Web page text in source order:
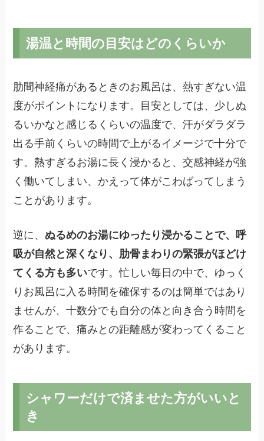
湯温と時間の目安はどのくらいか
肋間神経痛があるときのお風呂は、熱すぎない温
度がポイントになります。目安としては、少しぬ
るいかなと感じるくらいの温度で、汗がダラダラ
出る手前くらいの時間で上がるイメージで十分で
す。熱すぎるお湯に長く浸かると、交感神経が強
く働いてしまい、かえって体がこわばってしまう
ことがあります。
逆に、 ぬるめのお湯にゆったり浸かることで、呼
吸が自然と深くなり、肋骨まわりの緊張がほどけ
てくる方も多いです。忙しい毎日の中で、ゆっく
りお風呂に入る時間を確保するのは簡単ではあり
ませんが、十数分でも自分の体と向き合う時間を
作ることで、痛みとの距離感が変わってくること
があります。
シャワーだけで済ませた方がいいと
き